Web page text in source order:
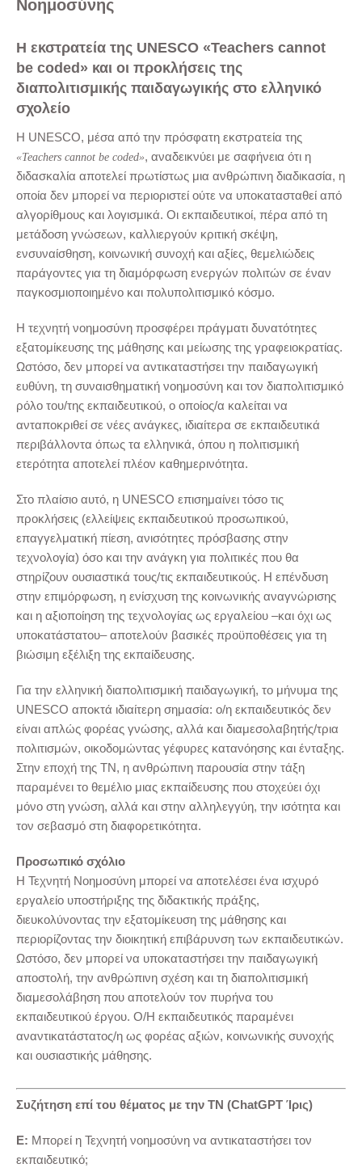
Νοημοσύνης
Η εκστρατεία της UNESCO «Teachers cannot
be coded» και οι προκλήσεις της
διαπολιτισμικής παιδαγωγικής στο ελληνικό
σχολείο
Η UNESCO, μέσα από την πρόσφατη εκστρατεία της
«Teachers cannot be coded», αναδεικνύει με σαφήνεια ότι η
διδασκαλία αποτελεί πρωτίστως μια ανθρώπινη διαδικασία, η
οποία δεν μπορεί να περιοριστεί ούτε να υποκατασταθεί από
αλγορίθμους και λογισμικά. Οι εκπαιδευτικοί, πέρα από τη
μετάδοση γνώσεων, καλλιεργούν κριτική σκέψη,
ενσυναίσθηση, κοινωνική συνοχή και αξίες, θεμελιώδεις
παράγοντες για τη διαμόρφωση ενεργών πολιτών σε έναν
παγκοσμιοποιημένο και πολυπολιτισμικό κόσμο.
Η τεχνητή νοημοσύνη προσφέρει πράγματι δυνατότητες
εξατομίκευσης της μάθησης και μείωσης της γραφειοκρατίας.
Ωστόσο, δεν μπορεί να αντικαταστήσει την παιδαγωγική
ευθύνη, τη συναισθηματική νοημοσύνη και τον διαπολιτισμικό
ρόλο του/της εκπαιδευτικού, ο οποίος/α καλείται να
ανταποκριθεί σε νέες ανάγκες, ιδιαίτερα σε εκπαιδευτικά
περιβάλλοντα όπως τα ελληνικά, όπου η πολιτισμική
ετερότητα αποτελεί πλέον καθημερινότητα.
Στο πλαίσιο αυτό, η UNESCO επισημαίνει τόσο τις
προκλήσεις (ελλείψεις εκπαιδευτικού προσωπικού,
επαγγελματική πίεση, ανισότητες πρόσβασης στην
τεχνολογία) όσο και την ανάγκη για πολιτικές που θα
στηρίζουν ουσιαστικά τους/τις εκπαιδευτικούς. Η επένδυση
στην επιμόρφωση, η ενίσχυση της κοινωνικής αναγνώρισης
και η αξιοποίηση της τεχνολογίας ως εργαλείου –και όχι ως
υποκατάστατου– αποτελούν βασικές προϋποθέσεις για τη
βιώσιμη εξέλιξη της εκπαίδευσης.
Για την ελληνική διαπολιτισμική παιδαγωγική, το μήνυμα της
UNESCO αποκτά ιδιαίτερη σημασία: ο/η εκπαιδευτικός δεν
είναι απλώς φορέας γνώσης, αλλά και διαμεσολαβητής/τρια
πολιτισμών, οικοδομώντας γέφυρες κατανόησης και ένταξης.
Στην εποχή της ΤΝ, η ανθρώπινη παρουσία στην τάξη
παραμένει το θεμέλιο μιας εκπαίδευσης που στοχεύει όχι
μόνο στη γνώση, αλλά και στην αλληλεγγύη, την ισότητα και
τον σεβασμό στη διαφορετικότητα.
Προσωπικό σχόλιο
Η Τεχνητή Νοημοσύνη μπορεί να αποτελέσει ένα ισχυρό
εργαλείο υποστήριξης της διδακτικής πράξης,
διευκολύνοντας την εξατομίκευση της μάθησης και
περιορίζοντας την διοικητική επιβάρυνση των εκπαιδευτικών.
Ωστόσο, δεν μπορεί να υποκαταστήσει την παιδαγωγική
αποστολή, την ανθρώπινη σχέση και τη διαπολιτισμική
διαμεσολάβηση που αποτελούν τον πυρήνα του
εκπαιδευτικού έργου. Ο/Η εκπαιδευτικός παραμένει
αναντικατάστατος/η ως φορέας αξιών, κοινωνικής συνοχής
και ουσιαστικής μάθησης.
Συζήτηση επί του θέματος με την ΤΝ (ChatGPT Ίρις)
Ε: Μπορεί η Τεχνητή νοημοσύνη να αντικαταστήσει τον
εκπαιδευτικό;